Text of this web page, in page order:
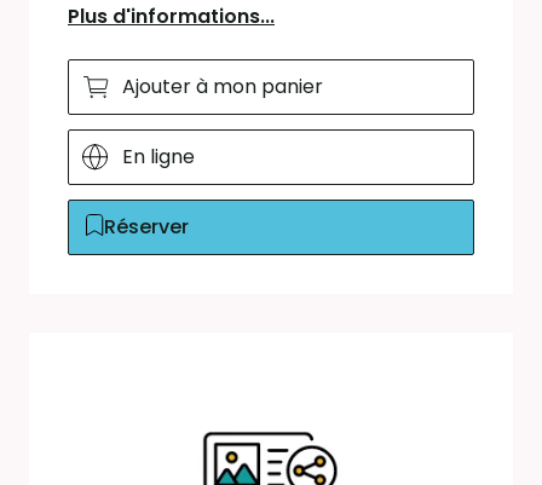
Plus d'informations...
Ajouter à mon panier
En ligne
Réserver